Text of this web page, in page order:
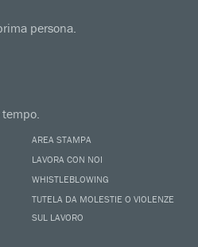
persona.
AREA STAMPA
LAVORA CON NOI
WHISTLEBLOWING
TUTELA DA MOLESTIE O VIOLENZE
SUL LAVORO